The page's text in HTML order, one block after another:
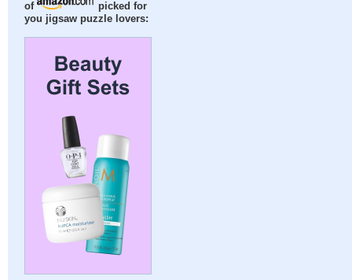
of
picked for
you jigsaw puzzle lovers: